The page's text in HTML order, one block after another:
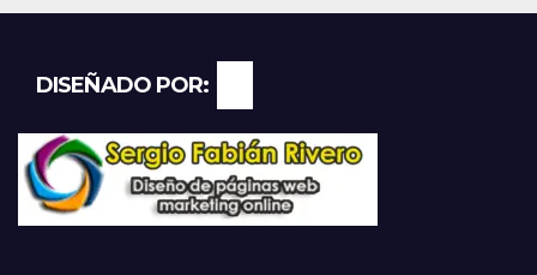
DISEÑADO POR: